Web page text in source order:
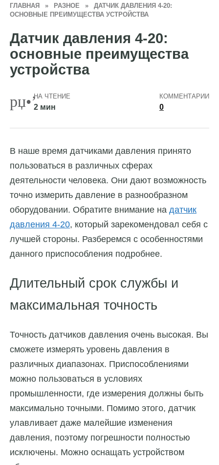
ГЛАВНАЯ » РАЗНОЕ »
ДАТЧИК ДАВЛЕНИЯ 4-20:
ОСНОВНЫЕ ПРЕИМУЩЕСТВА УСТРОЙСТВА
Датчик давления 4-20:
основные преимущества
устройства
НА ЧТЕНИЕ
2 мин
КОММЕНТАРИИ
0
В наше время датчиками давления принято
пользоваться в различных сферах
деятельности человека. Они дают возможность
точно измерить давление в разнообразном
оборудовании. Обратите внимание на датчик
давления 4-20, который зарекомендовал себя с
лучшей стороны. Разберемся с особенностями
данного приспособления подробнее.
Длительный срок службы и
максимальная точность
Точность датчиков давления очень высокая. Вы
сможете измерять уровень давления в
различных диапазонах. Приспособлениями
можно пользоваться в условиях
промышленности, где измерения должны быть
максимально точными. Помимо этого, датчик
улавливает даже малейшие изменения
давления, поэтому погрешности полностью
исключены. Можно оснащать устройством